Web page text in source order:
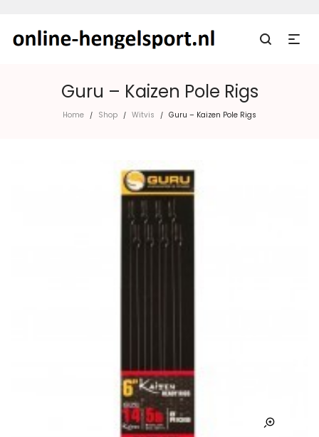
Guru – Kaizen Pole Rigs
Home / Shop / Witvis / Guru – Kaizen Pole Rigs